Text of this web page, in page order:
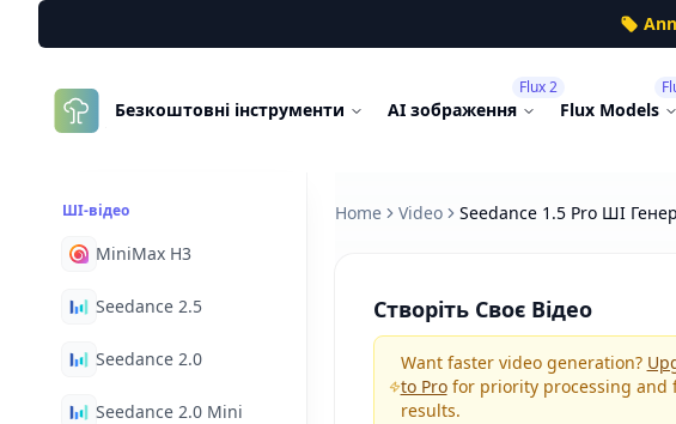
AI
Безкоштовні інструменти AI зображення
Flux 2
Flux Models
ШІ-відео
MiniMax H3
Seedance 2.5
Seedance 2.0
Seedance 2.0 Mini
Home Video Seedance 1.5 Pro ШІ
Створіть Своє Відео
Want faster video generation?
to Pro for priority processing and
results.